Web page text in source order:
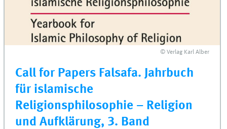
© Verlag Karl Alber
Call for Papers Falsafa. Jahrbuch
für islamische
Religionsphilosophie – Religion
und Aufklärung, 3. Band